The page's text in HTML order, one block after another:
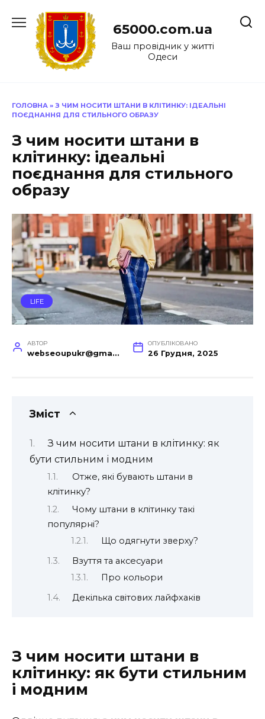
до
65000.com.ua
Ваш провідник у житті
Одеси
ГОЛОВНА » З ЧИМ НОСИТИ ШТАНИ В КЛІТИНКУ: ІДЕАЛЬНІ
ПОЄДНАННЯ ДЛЯ СТИЛЬНОГО ОБРАЗУ
З чим носити штани в
клітинку: ідеальні
поєднання для стильного
образу
LIFE
АВТОР
webseoupukr@gmail.com
ОПУБЛІКОВАНО
26 Грудня, 2025
Зміст
З чим носити штани в клітинку: як
бути стильним і модним
Отже, які бувають штани в
клітинку?
Чому штани в клітинку такі
популярні?
Що одягнути зверху?
Взуття та аксесуари
Про кольори
Декілька світових лайфхаків
З чим носити штани в
клітинку: як бути стильним
і модним